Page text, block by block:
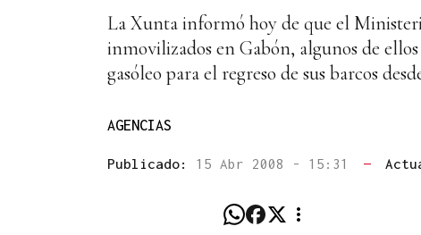
La Xunta informó hoy de que el
inmovilizados en Gabón, algunos de
gasóleo para el regreso de sus barcos
AGENCIAS
Publicado: 15 Abr 2008 - 15:31 —